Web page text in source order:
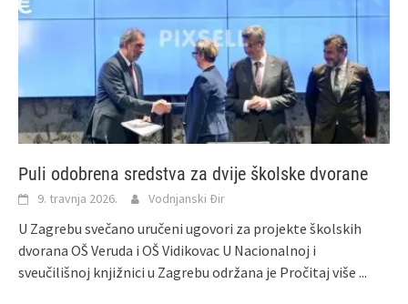
Puli odobrena sredstva za dvije školske dvorane
9. travnja 2026. Vodnjanski Đir
U Zagrebu svečano uručeni ugovori za projekte školskih
dvorana OŠ Veruda i OŠ Vidikovac U Nacionalnoj i
sveučilišnoj knjižnici u Zagrebu održana je Pročitaj više ...